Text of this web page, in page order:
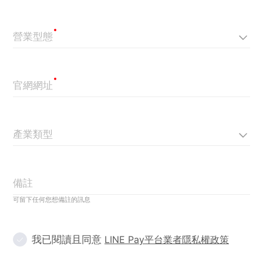
營業型態
官網網址
產業類型
備註
可留下任何您想備註的訊息
我已閱讀且同意 LINE Pay平台業者隱私權政策